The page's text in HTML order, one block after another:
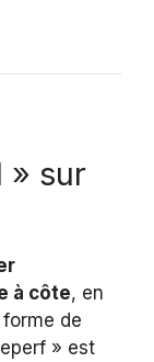
» sur
à côte, en
de
» est